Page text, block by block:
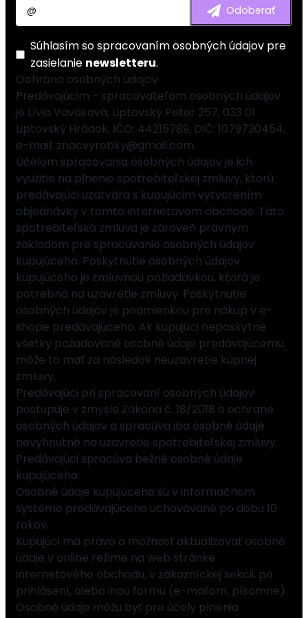
Súhlasím sospracovaním osobných údajov pre
zasielanie newsletteru.
Ochrana osobných údajov
Predávajúcim - spracovateľom osobných údajov
je Lívia Vaváková, Liptovský Peter 257, 033 01
Liptovský Hrádok, IČO: 44215789, DIČ: 1079730454,
e-mail: znacvyrobky@gmail.com.
Účelom spracovania osobných údajov je ich
využitie na plnenie spotrebiteľskej zmluvy, ktorú
predávajúci uzatvára s kupujúcim vytvorením
objednávky v tomto internetovom obchode. Táto
spotrebiteľská zmluva je zároveň právnym
základom pre spracúvanie osobných údajov
kupujúceho. Poskytnutie osobných údajov
kupujúceho je zmluvnou požiadavkou, ktorá je
potrebná na uzavretie zmluvy. Poskytnutie
osobných údajov je podmienkou pre nákup v e-
shope predávajúceho. Ak kupujúci neposkytne
všetky požadované osobné údaje predávajúcemu,
môže to mať za následok neuzavretie kúpnej
zmluvy.
Predávajúci pri spracovaní osobných údajov
postupuje v zmysle Zákona č. 18/2018 o ochrane
osobných údajov a spracúva iba osobné údaje
nevyhnutné na uzavretie spotrebiteľskej zmluvy.
Predávajúci spracúva bežné osobné údaje
kupujúceho.
Osobné údaje kupujúceho sú v informačnom
systéme predávajúceho uchovávané po dobu 10
rokov.
Kupujúci má právo a možnosť aktualizovať osobné
údaje v online režime na web stránke
internetového obchodu, v zákazníckej sekcii, po
prihlásení, alebo inou formu (e-mailom, písomne).
Osobné údaje môžu byť pre účely plnenia